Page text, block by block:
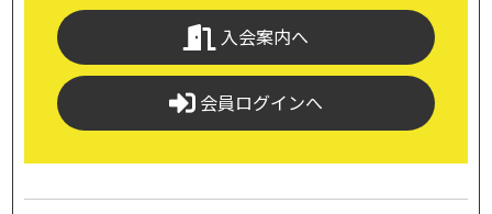
入会案内へ
会員ログインへ